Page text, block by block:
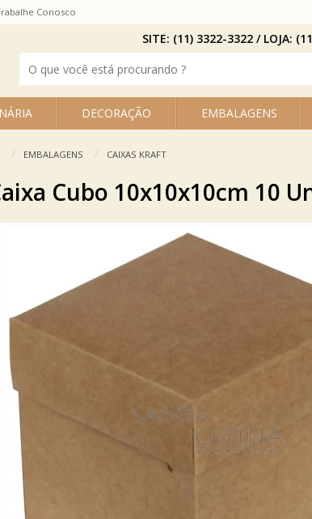
Conosco
DECORAÇÃO EMBALAGENS
SITE: (11) 3322-3322 / LOJA:
EMBALAGENS CAIXAS KRAFT
Cubo 10x10x10cm 10